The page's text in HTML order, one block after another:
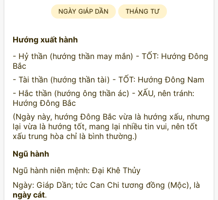
NGÀY GIÁP DẦN THÁNG TƯ
Hướng xuất hành
- Hỷ thần (hướng thần may mắn) - TỐT: Hướng Đông
Bắc
- Tài thần (hướng thần tài) - TỐT: Hướng Đông Nam
- Hắc thần (hướng ông thần ác) - XẤU, nên tránh:
Hướng Đông Bắc
(Ngày này, hướng Đông Bắc vừa là hướng xấu, nhưng
lại vừa là hướng tốt, mang lại nhiều tin vui, nên tốt
xấu trung hòa chỉ là bình thường.)
Ngũ hành
Ngũ hành niên mệnh: Đại Khê Thủy
Ngày: Giáp Dần; tức Can Chi tương đồng (Mộc), là
ngày cát.